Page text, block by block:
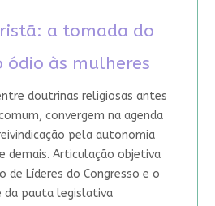
a tomada do
ódio às mulheres
doutrinas religiosas antes
convergem na agenda
pela autonomia
demais. Articulação objetiva
de Líderes do Congresso e o
da pauta legislativa